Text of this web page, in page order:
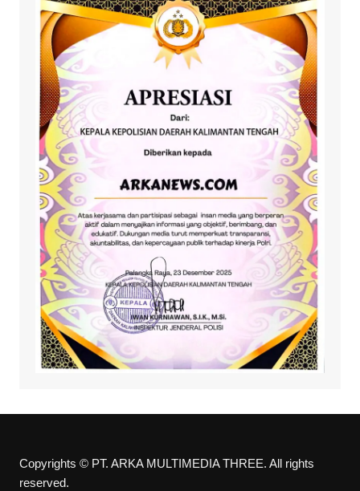
Copyrights © PT. ARKA MULTIMEDIA THREE. All rights
reserved.